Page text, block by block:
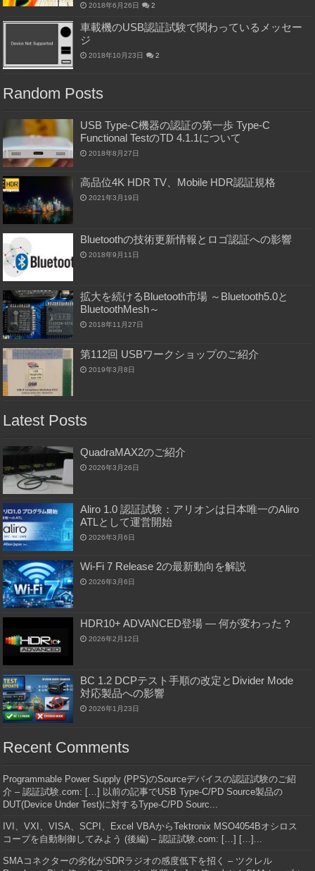
2018年6月26日 2
車載機のUSB認証試験で関わっているメッセー
ジ
2018年10月23日 2
Random Posts
USB Type-C機器の認証の第一歩 Type-C
Functional TestのTD 4.1.1について
2018年8月27日
高品位4K HDR TV、Mobile HDR認証規格
2021年3月19日
Bluetoothの技術更新情報とロゴ認証への影響
2018年9月11日
拡大を続けるBluetooth市場 ～Bluetooth5.0と
BluetoothMesh～
2018年11月27日
第112回 USBワークショップのご紹介
2019年3月8日
Latest Posts
QuadraMAX2のご紹介
2026年3月26日
Aliro 1.0 認証試験：アリオンは日本唯一のAliro
ATLとして運営開始
2026年3月6日
Wi-Fi 7 Release 2の最新動向を解説
2026年3月6日
HDR10+ ADVANCED登場 ― 何が変わった？
2026年2月12日
BC 1.2 DCPテスト手順の改定とDivider Mode
対応製品への影響
2026年1月23日
Recent Comments
Programmable Power Supply (PPS)のSourceデバイスの認証試験のご紹
介 – 認証試験.com: […] 以前の記事でUSB Type-C/PD Source製品の
DUT(Device Under Test)に対するType-C/PD Sourc...
IVI、VXI、VISA、SCPI、Excel VBAからTektronix MSO4054Bオシロス
コープを自動制御してみよう (後編) – 認証試験.com: […] […]...
SMAコネクターの劣化がSDRラジオの感度低下を招く – ツクレル